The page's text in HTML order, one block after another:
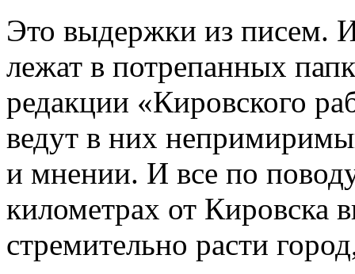
Это выдержки из писем.
лежат в потрепанных
редакции «Кировского
ведут в них
и мнении. И все по
километрах от Кировска
стремительно расти